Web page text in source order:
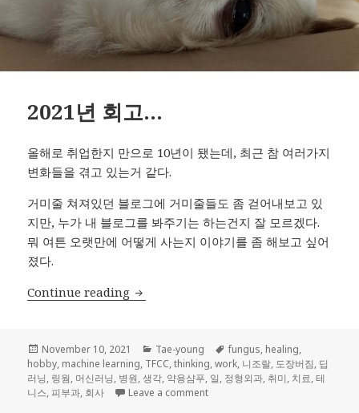
2021년 회고…
올해로 취업한지 만으로 10년이 됐는데, 최근 참 여러가지
변화들을 겪고 있는거 같다.
거미줄 쳐져있던 블로그에 거미줄들도 좀 걷어내보고 있
지만, 누가 내 블로그를 봐주기는 하는건지 잘 모르겠다.
뭐 여튼 오랫만에 어떻게 사는지 이야기를 좀 해보고 싶어
졌다.
Continue reading 2021년 회고…
Posted
on
November 10, 2021 Categories
Tae-young Tags
fungus, healing,
hobby, machine learning, TFCC,thinking,work, 니조랄, 도장버짐, 딥
러닝, 링웜, 머신러닝, 병원,생각, 약용샴푸, 일, 정형외과, 취미, 치료,테
니스,피부과, 회사 Leave a commenton 2021년 회고…